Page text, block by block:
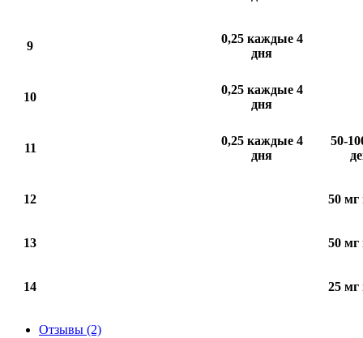
9
0,25 каждые 4
дня
10
0,25 каждые 4
дня
11
0,25 каждые 4
дня
50-
12 50 мг
13 50 мг
14 25 мг
Отзывы (2)